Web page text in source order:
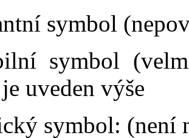
symbol
symbol
uveden výše
symbol: (není